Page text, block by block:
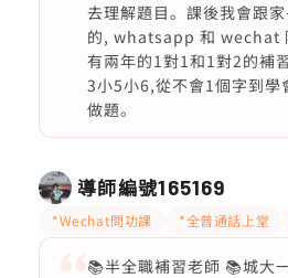
去理解題目。課後我會跟
的, whatsapp 和 wechat
有兩年的1對1和1對2的補
3小5小6,從不會1個字到學
做題。
導師編號165169
*Wechat問功課 *全普通話上堂
📚半全職補習老師 📚城大